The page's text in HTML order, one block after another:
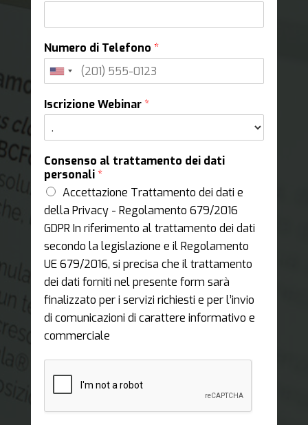
Numero di Telefono *
Iscrizione Webinar*
Consenso al trattamento dei dati
personali*
Accettazione Trattamento dei dati e
della Privacy - Regolamento 679/2016
GDPR In riferimento al trattamento dei dati
secondo la legislazione e il Regolamento
UE 679/2016, si precisa che il trattamento
dei dati forniti nel presente form sarà
finalizzato per i servizi richiesti e per l’invio
di comunicazioni di carattere informativo e
commerciale